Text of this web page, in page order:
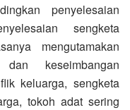
penyelesaian
sengketa
mengutamakan
keseimbangan
keluarga, sengketa
tokoh adat sering